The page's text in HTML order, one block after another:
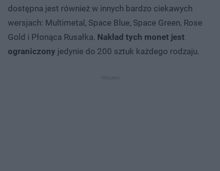
dostępna jest również w innych bardzo ciekawych
wersjach: Multimetal, Space Blue, Space Green, Rose
Gold i Płonąca Rusałka. Nakład tych monet jest
ograniczony jedynie do 200 sztuk każdego rodzaju.